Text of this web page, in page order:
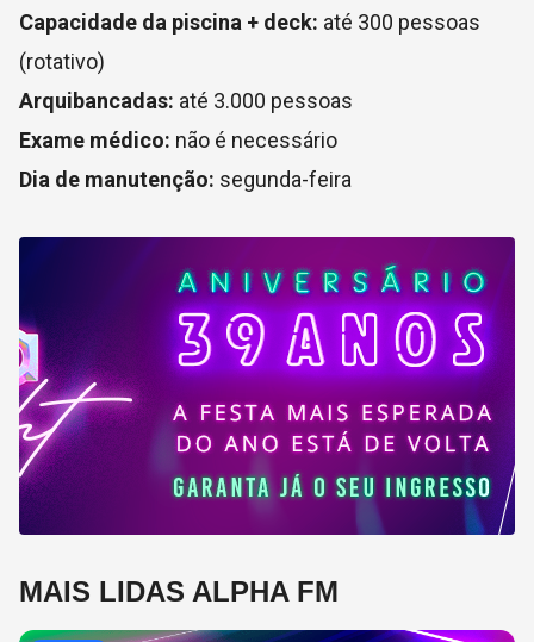
Capacidade da piscina + deck: até 300 pessoas
(rotativo)
Arquibancadas: até 3.000 pessoas
Exame médico: não é necessário
Dia de manutenção: segunda-feira
MAIS LIDAS ALPHA FM